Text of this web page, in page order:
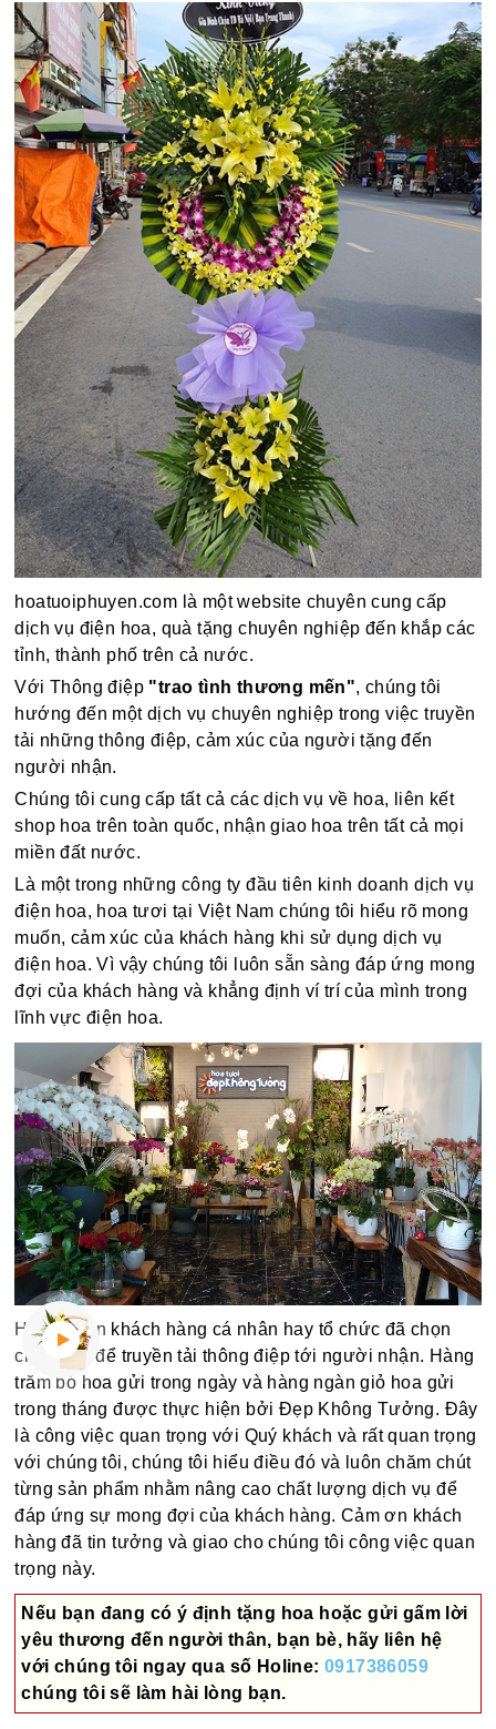
hoatuoiphuyen.com là một website chuyên cung cấp
dịch vụ điện hoa, quà tặng chuyên nghiệp đến khắp các
tỉnh, thành phố trên cả nước.
Với Thông điệp "trao tình thương mến", chúng tôi
hướng đến một dịch vụ chuyên nghiệp trong việc truyền
tải những thông điệp, cảm xúc của người tặng đến
người nhận.
Chúng tôi cung cấp tất cả các dịch vụ về hoa, liên kết
shop hoa trên toàn quốc, nhận giao hoa trên tất cả mọi
miền đất nước.
Là một trong những công ty đầu tiên kinh doanh dịch vụ
điện hoa, hoa tươi tại Việt Nam chúng tôi hiểu rõ mong
muốn, cảm xúc của khách hàng khi sử dụng dịch vụ
điện hoa. Vì vậy chúng tôi luôn sẵn sàng đáp ứng mong
đợi của khách hàng và khẳng định ví trí của mình trong
lĩnh vực điện hoa.
Hàng ngàn khách hàng cá nhân hay tổ chức đã chọn
chúng tôi để truyền tải thông điệp tới người nhận. Hàng
trăm bó hoa gửi trong ngày và hàng ngàn giỏ hoa gửi
trong tháng được thực hiện bởi Đẹp Không Tưởng. Đây
là công việc quan trọng với Quý khách và rất quan trọng
với chúng tôi, chúng tôi hiểu điều đó và luôn chăm chút
từng sản phẩm nhằm nâng cao chất lượng dịch vụ để
đáp ứng sự mong đợi của khách hàng. Cảm ơn khách
hàng đã tin tưởng và giao cho chúng tôi công việc quan
trọng này.
Nếu bạn đang có ý định tặng hoa hoặc gửi gấm lời
yêu thương đến người thân, bạn bè, hãy liên hệ
với chúng tôi ngay qua số Holine:0917386059
chúng tôi sẽ làm hài lòng bạn.